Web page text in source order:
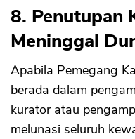
8. Penutupan
Meninggal
Apabila Pemegang
berada dalam
kurator atau
melunasi seluruh